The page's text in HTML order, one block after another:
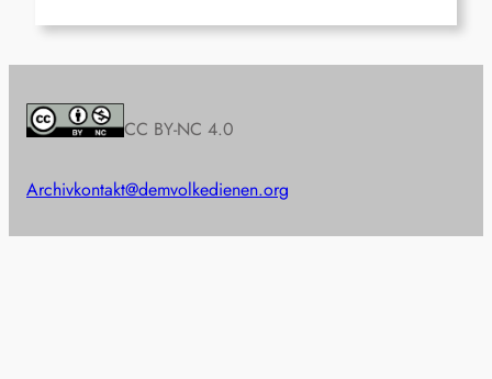
CC BY-NC 4.0
Archivkontakt@demvolkedienen.org